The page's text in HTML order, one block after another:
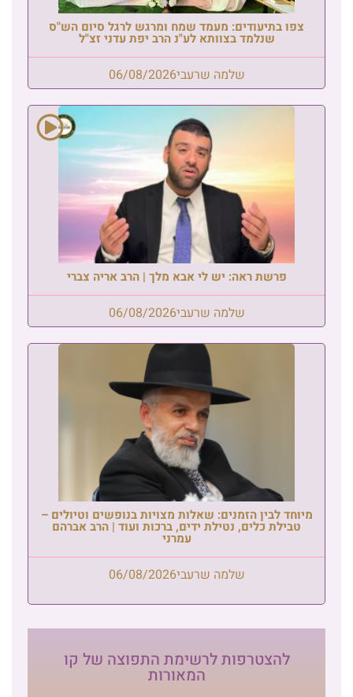
צפו בתיעודים: מעמד שמח ומרגש לרגל סיום הש"ס
שנלמד בצוותא לע"נ הרב יפת עדני זצ"ל
שלמה שרעבי06/08/2026
פרשת ראה: יש לי אבא מלך | הרב אריה צברי
שלמה שרעבי06/08/2026
מיוחד לבין הזמנים: שאלות מצויות בנופשים וטיולים –
טבילת כלים, נטילת ידים, ברכות ועוד | הרב אברהם
עמרני
שלמה שרעבי06/08/2026
להצטרפות לרשימת התפוצה של קו
המאורות